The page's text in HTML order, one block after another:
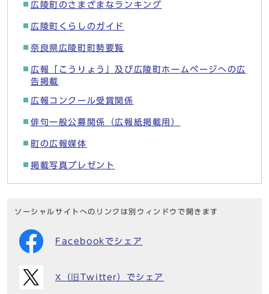
広陵町のさまざまなランキング
広陵町くらしのガイド
奈良県広陵町町勢要覧
広報「こうりょう」及び広陵町ホームページへの広
告掲載
広報コンクール受賞関係
俳句一般公募関係（広報紙掲載用）
町の広報媒体
掲載写真プレゼント
ソーシャルサイトへのリンクは別ウィンドウで開きます
Facebookでシェア
X（旧Twitter）でシェア